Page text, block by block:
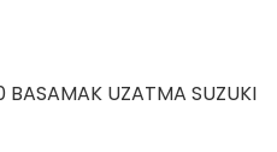
UZATMA SUZUKI